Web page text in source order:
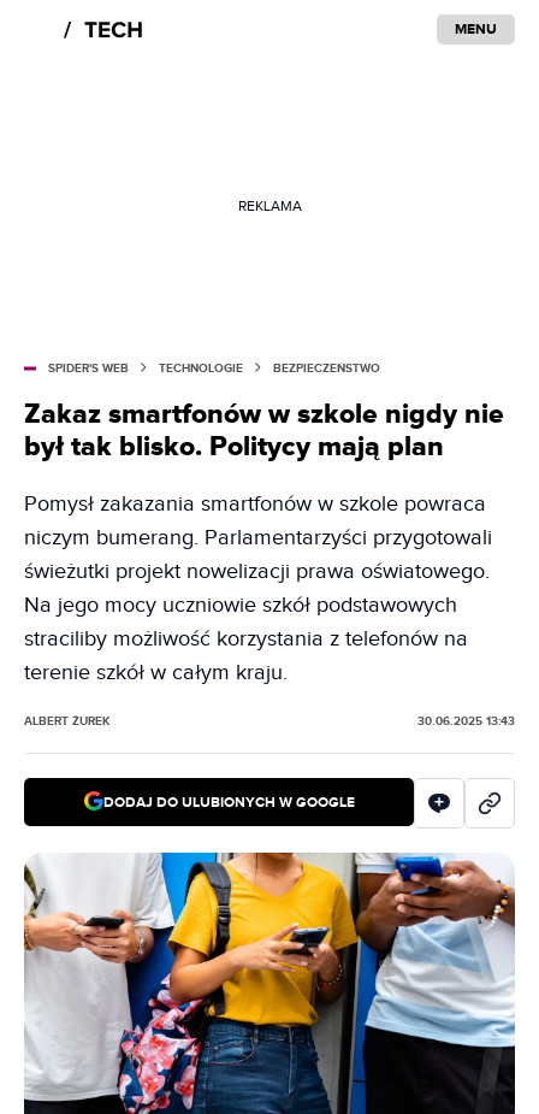
MENU
REKLAMA
SPIDER'S WEB TECHNOLOGIE BEZPIECZEŃSTWO
Zakaz smartfonów w szkole nigdy nie
był tak blisko. Politycy mają plan
Pomysł zakazania smartfonów w szkole powraca
niczym bumerang. Parlamentarzyści przygotowali
świeżutki projekt nowelizacji prawa oświatowego.
Na jego mocy uczniowie szkół podstawowych
straciliby możliwość korzystania z telefonów na
terenie szkół w całym kraju.
ALBERT ŻUREK 30.06.2025 13:43
DODAJ DO ULUBIONYCH W GOOGLE